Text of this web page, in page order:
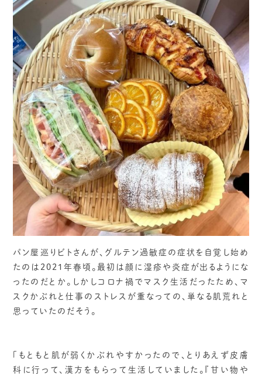
パン屋巡りビトさんが、グルテン過敏症の症状を自覚し始め
たのは2021年春頃。最初は顔に湿疹や炎症が出るようにな
ったのだとか。しかしコロナ禍でマスク生活だったため、マ
スクかぶれと仕事のストレスが重なっての、単なる肌荒れと
思っていたのだそう。
「もともと肌が弱くかぶれやすかったので、とりあえず皮膚
科に行って、漢方をもらって生活していました。『甘い物や